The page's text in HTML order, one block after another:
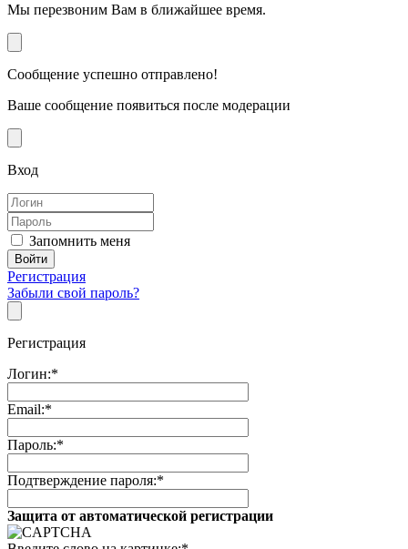
Мы перезвоним Вам в ближайшее время.
Сообщение успешно отправлено!
Ваше сообщение появиться после модерации
Вход
Запомнить меня
Регистрация
Забыли свой пароль?
Регистрация
Логин:*
Email:*
Пароль:*
Подтверждение пароля:*
Защита от автоматической регистрации